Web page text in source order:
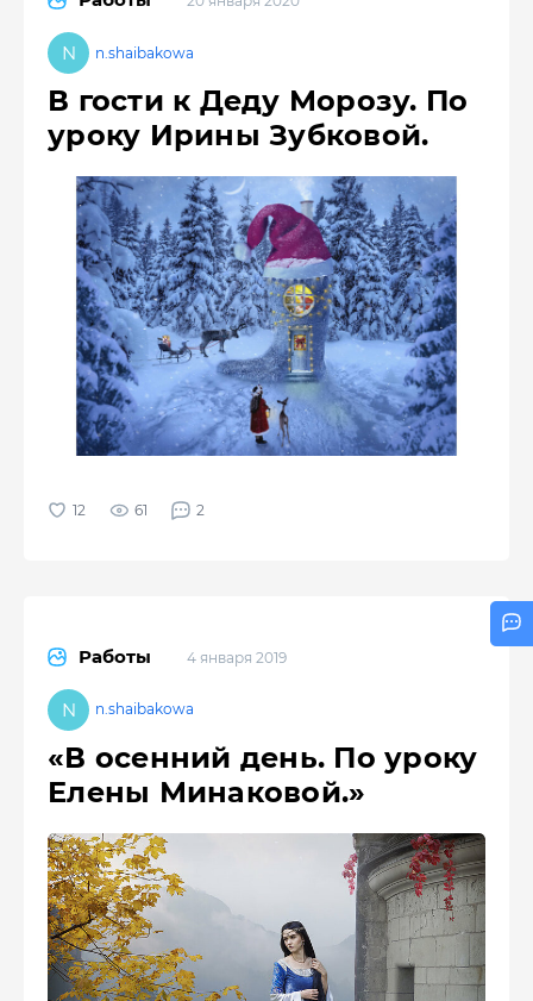
n.shaibakowa
В гости к Деду Морозу. По
уроку Ирины Зубковой.
61 2
Работы 4 января 2019
n.shaibakowa
«В осенний день. По уроку
Елены Минаковой.»